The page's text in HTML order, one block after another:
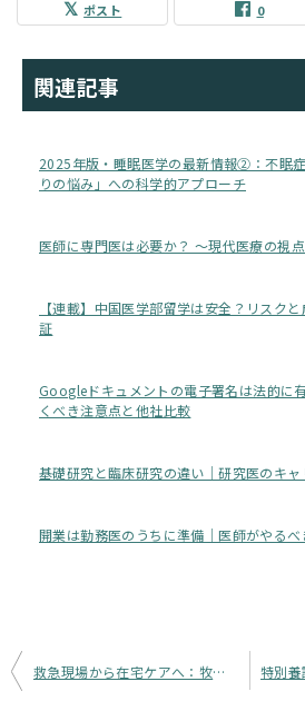
ポスト 0
関連記事
2025年版・睡眠医学の最新情報②：不眠
りの悩み」への科学的アプローチ
医師に専門医は必要か？ 〜現代医療の視
【連載】中国医学部留学は安全？リスク
証
Googleドキュメントの電子署名は法的に
くべき注意点と他社比較
基礎研究と臨床研究の違い｜研究医のキャ
開業は勤務医のうちに準備｜医師がやるべ
投
救急現場から在宅ケアへ：牧先生が語る在宅医療の可能性 牧賢郎先生インタビュー